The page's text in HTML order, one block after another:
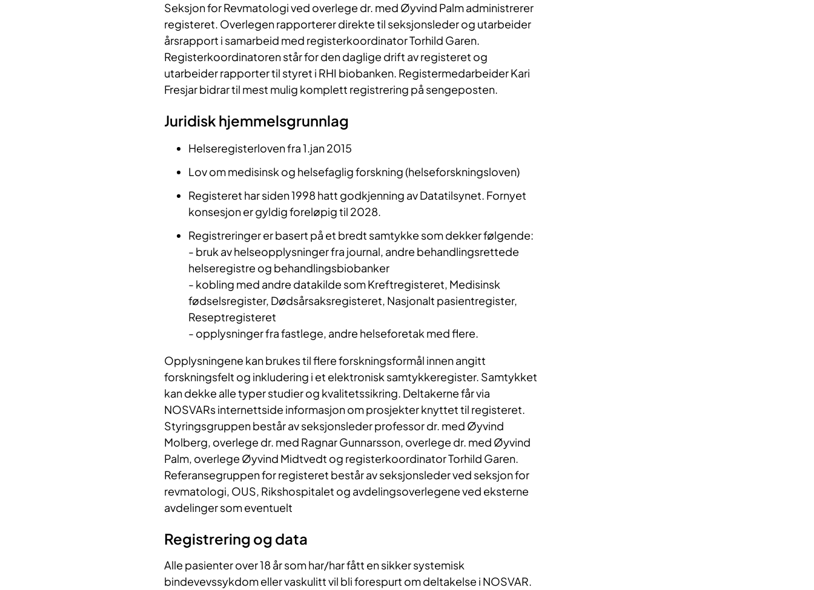
Seksjon for Revmatologi ved overlege dr. med Øyvind Palm administrerer
registeret. Overlegen rapporterer direkte til seksjonsleder og utarbeider
årsrapport i samarbeid med registerkoordinator Torhild Garen.
Registerkoordinatoren står for den daglige drift av registeret og
utarbeider rapporter til styret i RHI biobanken. Registermedarbeider Kari
Fresjar bidrar til mest mulig komplett registrering på sengeposten.
Juridisk hjemmelsgrunnlag
Helseregisterloven fra 1.jan 2015
Lov om medisinsk og helsefaglig forskning (helseforskningsloven)
Registeret har siden 1998 hatt godkjenning av Datatilsynet. Fornyet
konsesjon er gyldig foreløpig til 2028.
Registreringer er basert på et bredt samtykke som dekker følgende:
- bruk av helseopplysninger fra journal, andre behandlingsrettede
helseregistre og behandlingsbiobanker
- kobling med andre datakilde som Kreftregisteret, Medisinsk
fødselsregister, Dødsårsaksregisteret, Nasjonalt pasientregister,
Reseptregisteret
- opplysninger fra fastlege, andre helseforetak med flere.
Opplysningene kan brukes til flere forskningsformål innen angitt
forskningsfelt og inkludering i et elektronisk samtykkeregister. Samtykket
kan dekke alle typer studier og kvalitetssikring. Deltakerne får via
NOSVARs internettside informasjon om prosjekter knyttet til registeret.
Styringsgruppen består av seksjonsleder professor dr. med Øyvind
Molberg, overlege dr. med Ragnar Gunnarsson, overlege dr. med Øyvind
Palm, overlege Øyvind Midtvedt og registerkoordinator Torhild Garen.
Referansegruppen for registeret består av seksjonsleder ved seksjon for
revmatologi, OUS, Rikshospitalet og avdelingsoverlegene ved eksterne
avdelinger som eventuelt
Registrering og data
Alle pasienter over 18 år som har/har fått en sikker systemisk
bindevevssykdom eller vaskulitt vil bli forespurt om deltakelse i NOSVAR.